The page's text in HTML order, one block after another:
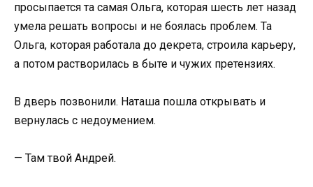
просыпается та самая Ольга, которая шесть лет назад
умела решать вопросы и не боялась проблем. Та
Ольга, которая работала до декрета, строила карьеру,
а потом растворилась в быте и чужих претензиях.
В дверь позвонили. Наташа пошла открывать и
вернулась с недоумением.
— Там твой Андрей.